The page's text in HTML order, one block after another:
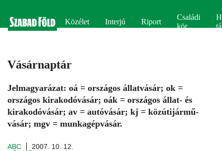
Közélet Interjú Riport
Családi
kör
Vásárnaptár
Jelmagyarázat: oá = országos állatvásár; ok =
országos kirakodóvásár; oák = országos állat- és
kirakodóvásár; av = autóvásár; kj = közútijármű-
vásár; mgv = munkagépvásár.
ABC 2007. 10. 12.